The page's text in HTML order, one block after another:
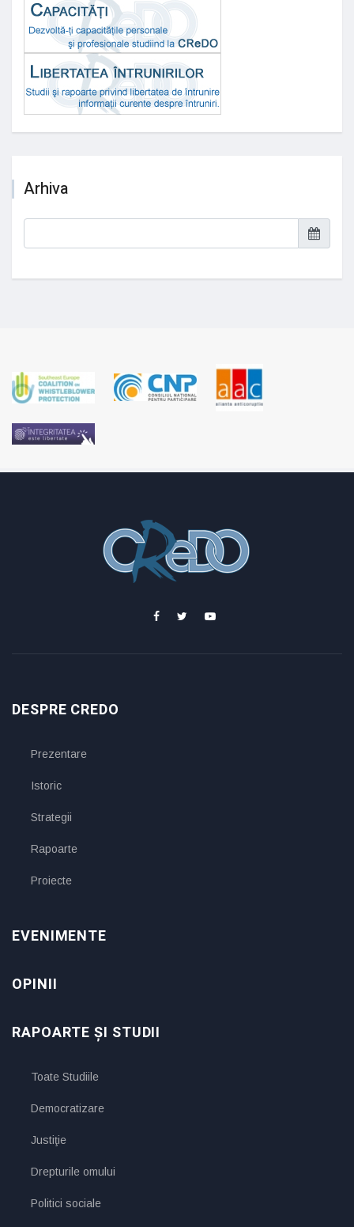
Arhiva
DESPRE CREDO
Prezentare
Istoric
Strategii
Rapoarte
Proiecte
EVENIMENTE
OPINII
RAPOARTE ȘI STUDII
Toate Studiile
Democratizare
Justiţie
Drepturile omului
Politici sociale